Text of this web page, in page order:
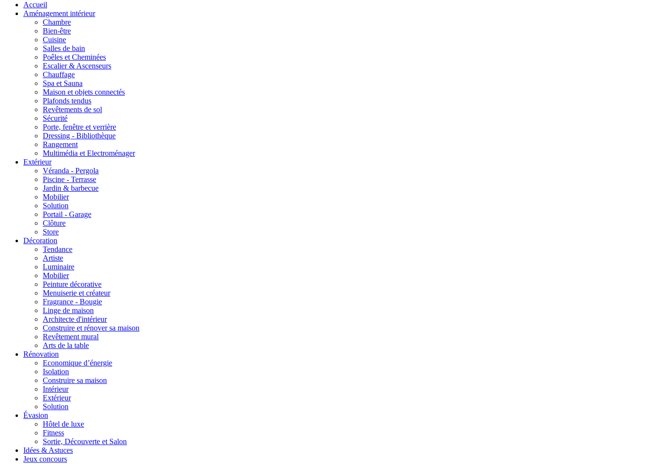
Accueil
Aménagement intérieur
Chambre
Bien-être
Cuisine
Salles de bain
Poêles et Cheminées
Escalier & Ascenseurs
Chauffage
Spa et Sauna
Maison et objets connectés
Plafonds tendus
Revêtements de sol
Sécurité
Porte, fenêtre et verrière
Dressing - Bibliothèque
Rangement
Multimédia et Electroménager
Extérieur
Véranda - Pergola
Piscine - Terrasse
Jardin & barbecue
Mobilier
Solution
Portail - Garage
Clôture
Store
Décoration
Tendance
Artiste
Luminaire
Mobilier
Peinture décorative
Menuiserie et créateur
Fragrance - Bougie
Linge de maison
Architecte d'intérieur
Construire et rénover sa maison
Revêtement mural
Arts de la table
Rénovation
Economique d’énergie
Isolation
Construire sa maison
Intérieur
Extérieur
Solution
Évasion
Hôtel de luxe
Fitness
Sortie, Découverte et Salon
Idées & Astuces
Jeux concours